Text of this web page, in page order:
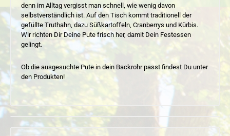
denn im Alltag vergisst man schnell, wie wenig davon
selbstverständlich ist. Auf den Tisch kommt traditionell der
gefüllte Truthahn, dazu Süßkartoffeln, Cranberrys und Kürbis.
Wir richten Dir Deine Pute frisch her, damit Dein Festessen
gelingt.
Ob die ausgesuchte Pute in dein Backrohr passt findest Du unter
den Produkten!